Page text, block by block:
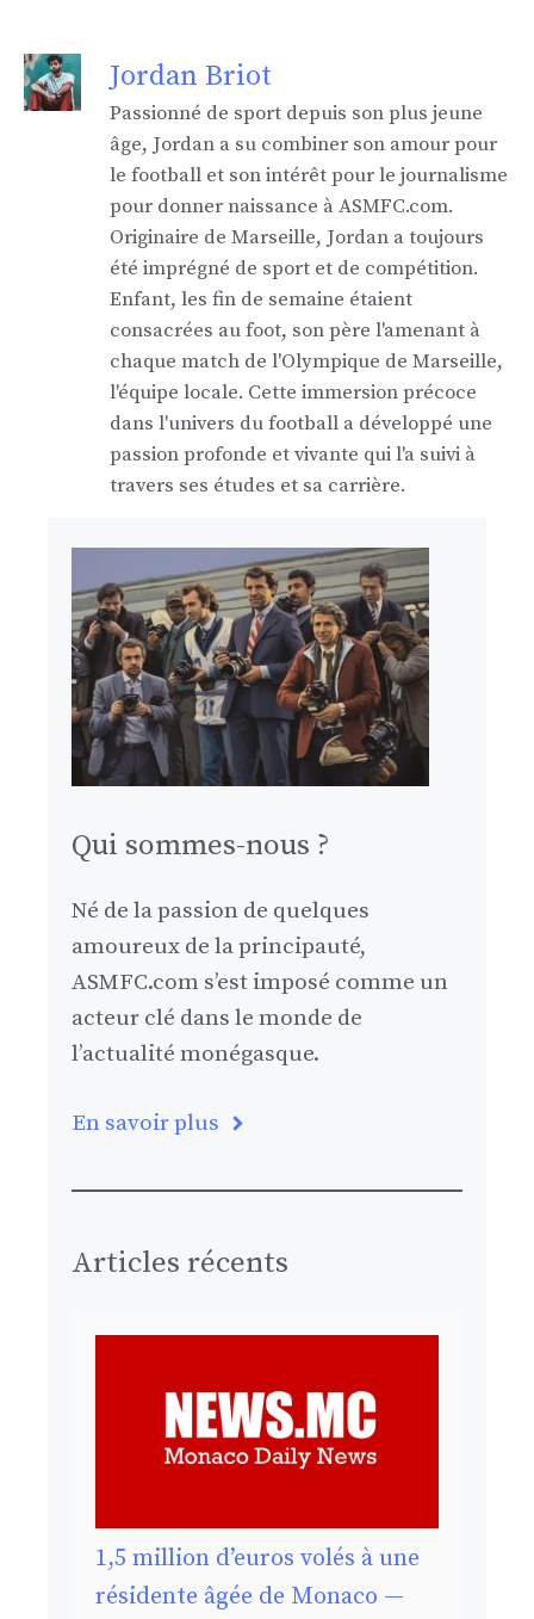
Jordan Briot
Passionné de sport depuis son plus jeune
âge, Jordan a su combiner son amour pour
le football et son intérêt pour le journalisme
pour donner naissance à ASMFC.com.
Originaire de Marseille, Jordan a toujours
été imprégné de sport et de compétition.
Enfant, les fin de semaine étaient
consacrées au foot, son père l'amenant à
chaque match de l'Olympique de Marseille,
l'équipe locale. Cette immersion précoce
dans l'univers du football a développé une
passion profonde et vivante qui l'a suivi à
travers ses études et sa carrière.
Qui sommes-nous ?
Né de la passion de quelques
amoureux de la principauté,
ASMFC.com s’est imposé comme un
acteur clé dans le monde de
l’actualité monégasque.
En savoir plus
Articles récents
1,5 million d’euros volés à une
résidente âgée de Monaco —